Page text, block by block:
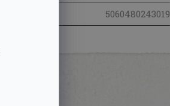
5060480243019